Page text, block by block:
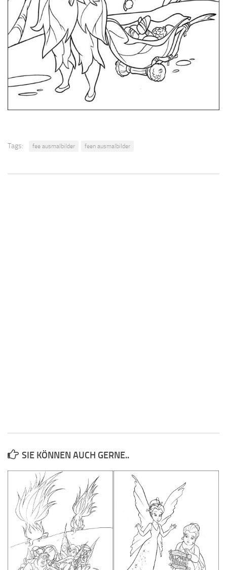
Tags: fee ausmalbilder feen ausmalbilder
SIE KÖNNEN AUCH GERNE..